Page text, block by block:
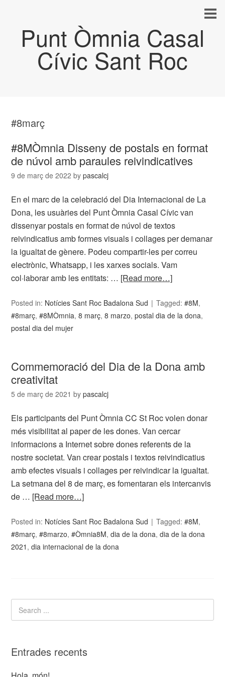
Punt Òmnia Casal
Cívic Sant Roc
#8març
#8MÒmnia Disseny de postals en format
de núvol amb paraules reivindicatives
9 de març de 2022 bypascalcj
En el marc de la celebració del Dia Internacional de La
Dona, les usuàries del Punt Òmnia Casal Cívic van
dissenyar postals en format de núvol de textos
reivindicatius amb formes visuals i collages per demanar
la igualtat de gènere. Podeu compartir-les per correu
electrònic, Whatsapp, i les xarxes socials. Vam
col·laborar amb les entitats: … [Read more…]
Posted in: Notícies Sant Roc Badalona Sud Tagged:#8M,
#8març,#8MÒmnia,8 març,8 marzo,postal dia de la dona,
postal dia del mujer
Commemoració del Dia de la Dona amb
creativitat
5 de març de 2021 bypascalcj
Els participants del Punt Òmnia CC St Roc volen donar
més visibilitat al paper de les dones. Van cercar
informacions a Internet sobre dones referents de la
nostre societat. Van crear postals i textos reivindicatius
amb efectes visuals i collages per reivindicar la igualtat.
La setmana del 8 de març, es fomentaran els intercanvis
de … [Read more…]
Posted in: Notícies Sant Roc Badalona Sud Tagged:#8M,
#8març,#8marzo,#Òmnia8M,dia de la dona,dia de la dona
2021 ,dia internacional de la dona
Entrades recents